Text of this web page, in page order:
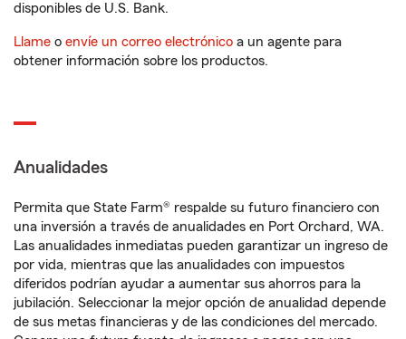
disponibles de U.S. Bank.
Llame o envíe un correo electrónico a un agente para
obtener información sobre los productos.
Anualidades
Permita que State Farm® respalde su futuro financiero con
una inversión a través de anualidades en Port Orchard, WA.
Las anualidades inmediatas pueden garantizar un ingreso de
por vida, mientras que las anualidades con impuestos
diferidos podrían ayudar a aumentar sus ahorros para la
jubilación. Seleccionar la mejor opción de anualidad depende
de sus metas financieras y de las condiciones del mercado.